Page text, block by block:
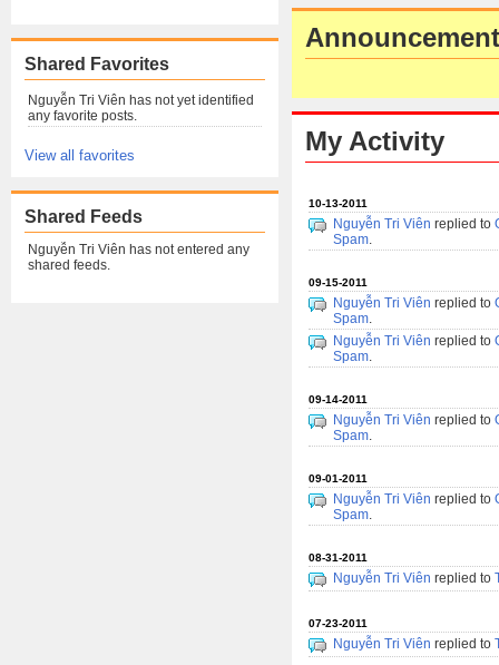
Shared Favorites
Nguyễn Tri Viên has not yet identified
any favorite posts.
View all favorites
Shared Feeds
Nguyễn Tri Viên has not entered any
shared feeds.
My Activity
10-13-2011
Nguyễn Tri Viên replied to
Spam.
09-15-2011
Nguyễn Tri Viên replied to
Spam.
Nguyễn Tri Viên replied to
Spam.
09-14-2011
Nguyễn Tri Viên replied to
Spam.
09-01-2011
Nguyễn Tri Viên replied to
Spam.
08-31-2011
Nguyễn Tri Viên replied to
07-23-2011
Nguyễn Tri Viên replied to